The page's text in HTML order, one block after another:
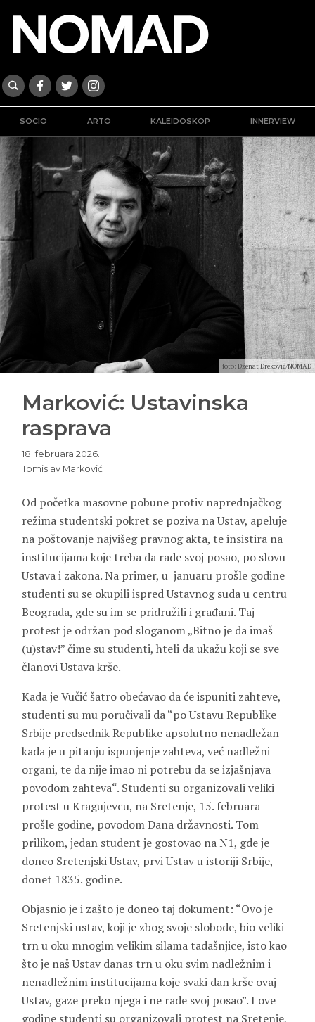
SOCIO ARTO KALEIDOSKOP INNERVIEW
foto: Dženat Dreković/NOMAD
Marković: Ustavinska
rasprava
18. februara 2026.
Tomislav Marković
Od početka masovne pobune protiv naprednjačkog
režima studentski pokret se poziva na Ustav, apeluje
na poštovanje najvišeg pravnog akta, te insistira na
institucijama koje treba da rade svoj posao, po slovu
Ustava i zakona. Na primer, u januaru prošle godine
studenti su se okupili ispred Ustavnog suda u centru
Beograda, gde su im se pridružili i građani. Taj
protest je održan pod sloganom „Bitno je da imaš
(u)stav!” čime su studenti, hteli da ukažu koji se sve
članovi Ustava krše.
Kada je Vučić šatro obećavao da će ispuniti zahteve,
studenti su mu poručivali da “po Ustavu Republike
Srbije predsednik Republike apsolutno nenadležan
kada je u pitanju ispunjenje zahteva, već nadležni
organi, te da nije imao ni potrebu da se izjašnjava
povodom zahteva“. Studenti su organizovali veliki
protest u Kragujevcu, na Sretenje, 15. februara
prošle godine, povodom Dana državnosti. Tom
prilikom, jedan student je gostovao na N1, gde je
doneo Sretenjski Ustav, prvi Ustav u istoriji Srbije,
donet 1835. godine.
Objasnio je i zašto je doneo taj dokument: “Ovo je
Sretenjski ustav, koji je zbog svoje slobode, bio veliki
trn u oku mnogim velikim silama tadašnjice, isto kao
što je naš Ustav danas trn u oku svim nadležnim i
nenadležnim institucijama koje svaki dan krše ovaj
Ustav, gaze preko njega i ne rade svoj posao”. I ove
godine studenti su organizovali protest na Sretenje,